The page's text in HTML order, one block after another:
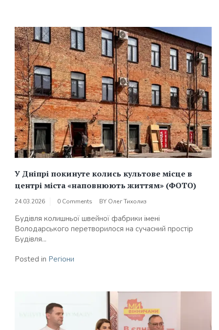
У Дніпрі покинуте колись культове місце в
центрі міста «наповнюють життям» (ФОТО)
24.03.2026 0 Comments BY Олег Тихолиз
Будівля колишньої швейної фабрики імені
Володарського перетворилося на сучасний простір
Будівля...
Posted in Регіони